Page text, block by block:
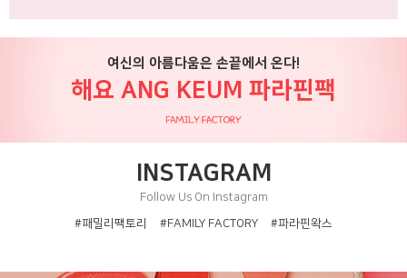
여신의 아름다움은 손끝에서 온다!
해요 ANG KEUM 파라핀팩
INSTAGRAM
Follow Us On Instagram
#패밀리팩토리 #FAMILY FACTORY #파라핀왁스